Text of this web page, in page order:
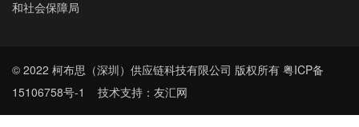
和社会保障局
© 2022 柯布思（深圳）供应链科技有限公司 版权所有 粤ICP备
15106758号-1
技术支持：友汇网